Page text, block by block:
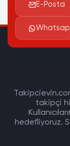
E-Posta
takipçi
hedefliyoruz.